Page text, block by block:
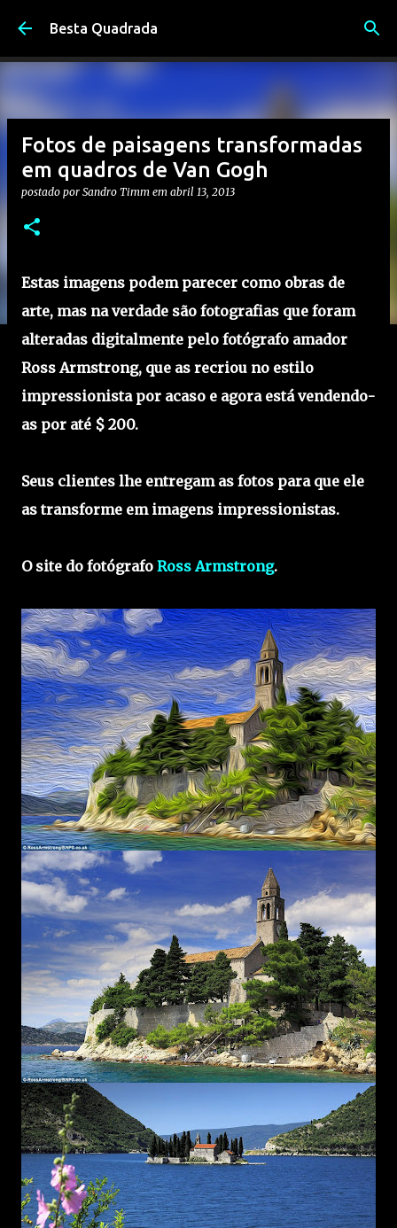
Pular para o conteúdo principal
Besta Quadrada
Fotos de paisagens transformadas
em quadros de Van Gogh
postado por Sandro Timm em abril 13, 2013
Estas imagens podem parecer como obras de
arte, mas na verdade são fotografias que foram
alteradas digitalmente pelo fotógrafo amador
Ross Armstrong, que as recriou no estilo
impressionista por acaso e agora está vendendo-
as por até $ 200.
Seus clientes lhe entregam as fotos para que ele
as transforme em imagens impressionistas.
O site do fotógrafo Ross Armstrong.